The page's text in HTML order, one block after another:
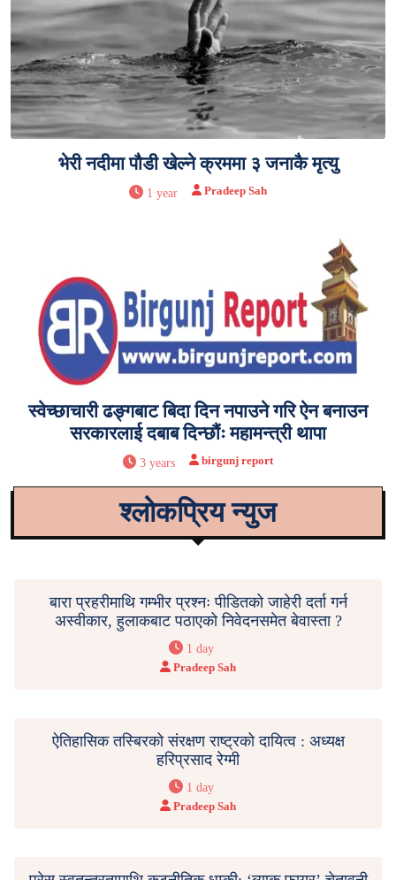
भेरी नदीमा पौडी खेल्ने क्रममा ३ जनाकै मृत्यु
1 year Pradeep Sah
स्वेच्छाचारी ढङ्गबाट बिदा दिन नपाउने गरि ऐन बनाउन
सरकारलाई दबाब दिन्छौंः महामन्त्री थापा
3 years birgunj report
श्लोकप्रिय न्युज
बारा प्रहरीमाथि गम्भीर प्रश्नः पीडितको जाहेरी दर्ता गर्न
अस्वीकार, हुलाकबाट पठाएको निवेदनसमेत बेवास्ता ?
1 day
Pradeep Sah
ऐतिहासिक तस्बिरको संरक्षण राष्ट्रको दायित्व : अध्यक्ष
हरिप्रसाद रेग्मी
1 day
Pradeep Sah